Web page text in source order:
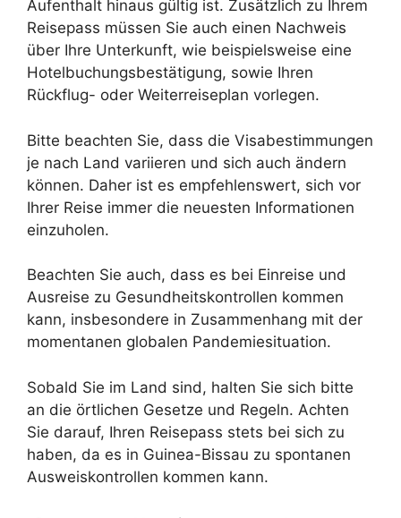
Aufenthalt hinaus gültig ist. Zusätzlich zu Ihrem
Reisepass müssen Sie auch einen Nachweis
über Ihre Unterkunft, wie beispielsweise eine
Hotelbuchungsbestätigung, sowie Ihren
Rückflug- oder Weiterreiseplan vorlegen.
Bitte beachten Sie, dass die Visabestimmungen
je nach Land variieren und sich auch ändern
können. Daher ist es empfehlenswert, sich vor
Ihrer Reise immer die neuesten Informationen
einzuholen.
Beachten Sie auch, dass es bei Einreise und
Ausreise zu Gesundheitskontrollen kommen
kann, insbesondere in Zusammenhang mit der
momentanen globalen Pandemiesituation.
Sobald Sie im Land sind, halten Sie sich bitte
an die örtlichen Gesetze und Regeln. Achten
Sie darauf, Ihren Reisepass stets bei sich zu
haben, da es in Guinea-Bissau zu spontanen
Ausweiskontrollen kommen kann.